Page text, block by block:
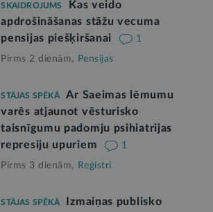
SKAIDROJUMS
Kas veido
apdrošināšanas stāžu vecuma
pensijas piešķiršanai
1
Pirms 2 dienām, Pensijas
STĀJAS SPĒKĀ
Ar Saeimas lēmumu
varēs atjaunot vēsturisko
taisnīgumu padomju psihiatrijas
represiju upuriem
1
Pirms 3 dienām, Reģistri
STĀJAS SPĒKĀ
Izmaiņas publisko